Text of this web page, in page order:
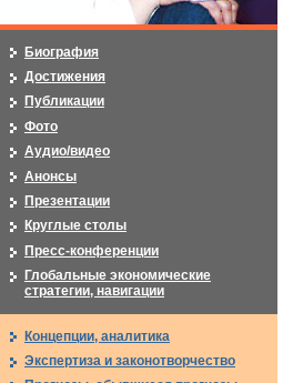
Биография
Достижения
Публикации
Фото
Аудио/видео
Анонсы
Презентации
Круглые столы
Пресс-конференции
Глобальные экономические
стратегии, навигации
Концепции, аналитика
Экспертиза и законотворчество